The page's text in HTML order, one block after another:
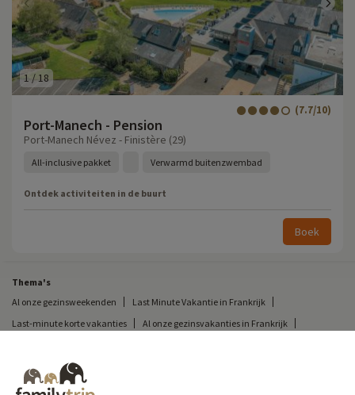
1 /18
Port-Manech - Pension
(7.7/10)
Port-Manech Névez - Finistère (29)
All-inclusive pakket Verwarmd buitenzwembad
Ontdek activiteiten in de buurt
Boek
Thema's
Al onze gezinsweekenden
Last Minute Vakantie in Frankrijk
Last-minute korte vakanties
Al onze gezinsvakanties in Frankrijk
Bestemmingen
Skivakantie in Frankrijk